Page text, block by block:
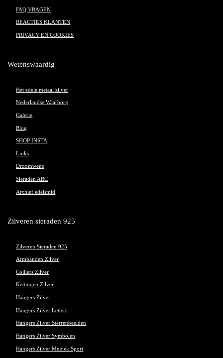
FAQ VRAGEN
REACTIES KLANTEN
PRIVACY EN COOKIES
Wetenswaardig
Het edele metaal zilver
Nederlandse Waarborg
Galerie
Blog
SHOP INSTA
Links
Droomwens
Sieraden ABC
Archief edelsmid
Zilveren sieraden 925
Zilveren Sieraden 925
Armbanden Zilver
Colliers Zilver
Kettingen Zilver
Hangers Zilver
Hangers Zilver Letters
Hangers Zilver Sterrenbeelden
Hangers Zilver Symbolen
Hangers Zilver Muziek Sport